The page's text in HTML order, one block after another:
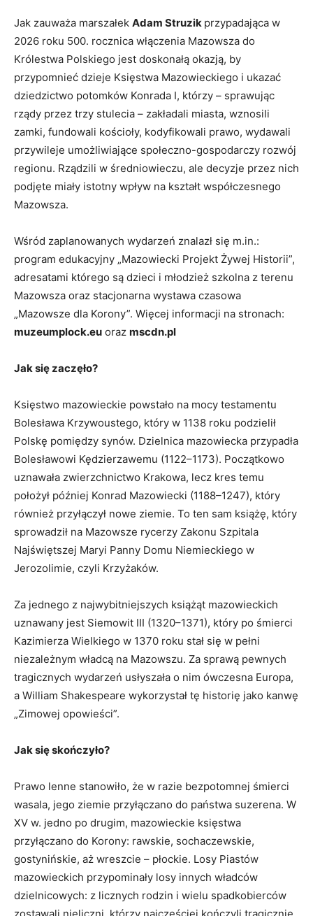
Jak zauważa marszałek Adam Struzik przypadająca w
2026 roku 500. rocznica włączenia Mazowsza do
Królestwa Polskiego jest doskonałą okazją, by
przypomnieć dzieje Księstwa Mazowieckiego i ukazać
dziedzictwo potomków Konrada I, którzy – sprawując
rządy przez trzy stulecia – zakładali miasta, wznosili
zamki, fundowali kościoły, kodyfikowali prawo, wydawali
przywileje umożliwiające społeczno-gospodarczy rozwój
regionu. Rządzili w średniowieczu, ale decyzje przez nich
podjęte miały istotny wpływ na kształt współczesnego
Mazowsza.
Wśród zaplanowanych wydarzeń znalazł się m.in.:
program edukacyjny „Mazowiecki Projekt Żywej Historii”,
adresatami którego są dzieci i młodzież szkolna z terenu
Mazowsza oraz stacjonarna wystawa czasowa
„Mazowsze dla Korony”. Więcej informacji na stronach:
muzeumplock.eu oraz mscdn.pl
Jak się zaczęło?
Księstwo mazowieckie powstało na mocy testamentu
Bolesława Krzywoustego, który w 1138 roku podzielił
Polskę pomiędzy synów. Dzielnica mazowiecka przypadła
Bolesławowi Kędzierzawemu (1122–1173). Początkowo
uznawała zwierzchnictwo Krakowa, lecz kres temu
położył później Konrad Mazowiecki (1188–1247), który
również przyłączył nowe ziemie. To ten sam książę, który
sprowadził na Mazowsze rycerzy Zakonu Szpitala
Najświętszej Maryi Panny Domu Niemieckiego w
Jerozolimie, czyli Krzyżaków.
Za jednego z najwybitniejszych książąt mazowieckich
uznawany jest Siemowit III (1320–1371), który po śmierci
Kazimierza Wielkiego w 1370 roku stał się w pełni
niezależnym władcą na Mazowszu. Za sprawą pewnych
tragicznych wydarzeń usłyszała o nim ówczesna Europa,
a William Shakespeare wykorzystał tę historię jako kanwę
„Zimowej opowieści”.
Jak się skończyło?
Prawo lenne stanowiło, że w razie bezpotomnej śmierci
wasala, jego ziemie przyłączano do państwa suzerena. W
XV w. jedno po drugim, mazowieckie księstwa
przyłączano do Korony: rawskie, sochaczewskie,
gostynińskie, aż wreszcie – płockie. Losy Piastów
mazowieckich przypominały losy innych władców
dzielnicowych: z licznych rodzin i wielu spadkobierców